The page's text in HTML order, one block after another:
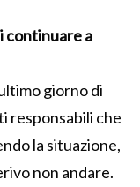
continuare a
giorno di
responsabili che
la situazione,
non andare.